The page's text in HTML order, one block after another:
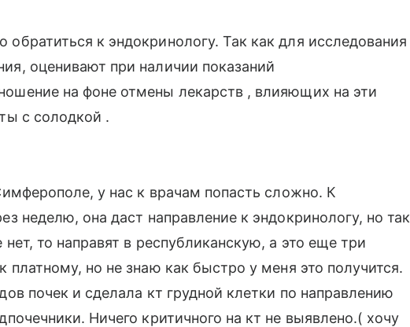
к эндокринологу. Так как для исследования
оценивают при наличии показаний
на фоне отмены лекарств , влияющих на эти
с солодкой .
у нас к врачам попасть сложно. К
неделю, она даст направление к эндокринологу, но так
то направят в республиканскую, а это еще три
платному, но не знаю как быстро у меня это получится.
почек и сделала кт грудной клетки по направлению
Ничего критичного на кт не выявлено.( хочу